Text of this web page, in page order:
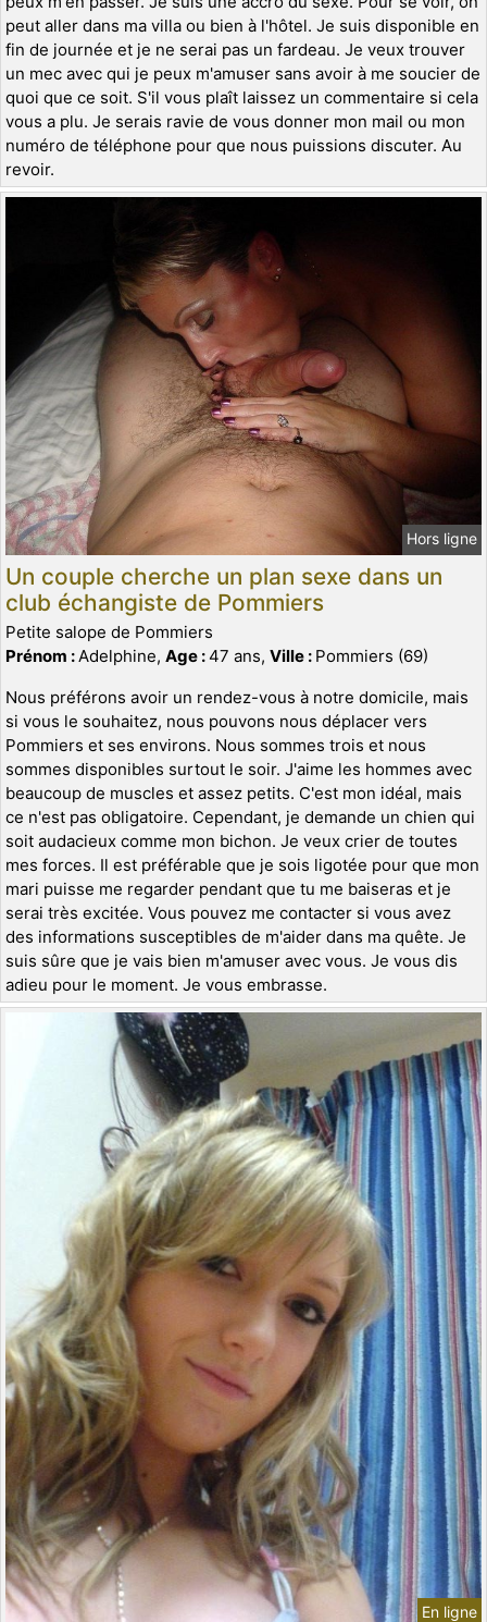
peut aller dans ma villa ou bien à l'hôtel. Je suis disponible en
fin de journée et je ne serai pas un fardeau. Je veux trouver
un mec avec qui je peux m'amuser sans avoir à me soucier de
quoi que ce soit. S'il vous plaît laissez un commentaire si cela
vous a plu. Je serais ravie de vous donner mon mail ou mon
numéro de téléphone pour que nous puissions discuter. Au
revoir.
Hors ligne
Un couple cherche un plan sexe dans un
club échangiste de Pommiers
Petite salope de Pommiers
Prénom :Adelphine, Age :47 ans, Ville : Pommiers (69)
Nous préférons avoir un rendez-vous à notre domicile, mais
si vous le souhaitez, nous pouvons nous déplacer vers
Pommiers et ses environs. Nous sommes trois et nous
sommes disponibles surtout le soir. J'aime les hommes avec
beaucoup de muscles et assez petits. C'est mon idéal, mais
ce n'est pas obligatoire. Cependant, je demande un chien qui
soit audacieux comme mon bichon. Je veux crier de toutes
mes forces. Il est préférable que je sois ligotée pour que mon
mari puisse me regarder pendant que tu me baiseras et je
serai très excitée. Vous pouvez me contacter si vous avez
des informations susceptibles de m'aider dans ma quête. Je
suis sûre que je vais bien m'amuser avec vous. Je vous dis
adieu pour le moment. Je vous embrasse.
En ligne